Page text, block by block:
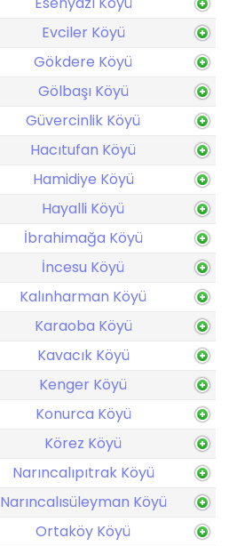
Evciler Köyü
Gökdere Köyü
Gölbaşı Köyü
Güvercinlik Köyü
Hacıtufan Köyü
Hamidiye Köyü
Hayalli Köyü
İbrahimağa Köyü
İncesu Köyü
Kalınharman Köyü
Karaoba Köyü
Kavacık Köyü
Kenger Köyü
Konurca Köyü
Körez Köyü
Narıncalıpıtrak Köyü
Narıncalısüleyman Köyü
Ortaköy Köyü